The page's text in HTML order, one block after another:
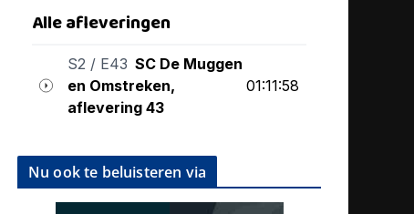
Nu ook te beluisteren via